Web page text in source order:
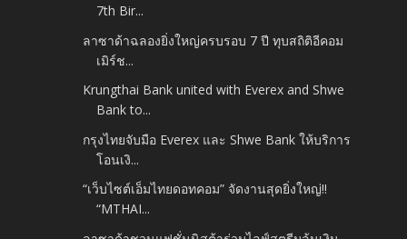
7th Bir...
ลาซาด้าฉลองยิ่งใหญ่ครบรอบ 7 ปี ทุบสถิติอีคอม
เมิร์ช...
Krungthai Bank united with Everex and Shwe
Bank to...
กรุงไทยจับมือ Everex และ Shwe Bank ให้บริการ
โอนเงิ...
“เว็บไซต์เอ็มไทยดอทคอม” จัดงานสุดยิ่งใหญ่!!
“MTHAI...